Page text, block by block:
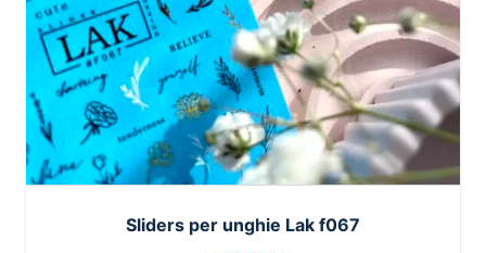
Sliders per unghie Lak f067